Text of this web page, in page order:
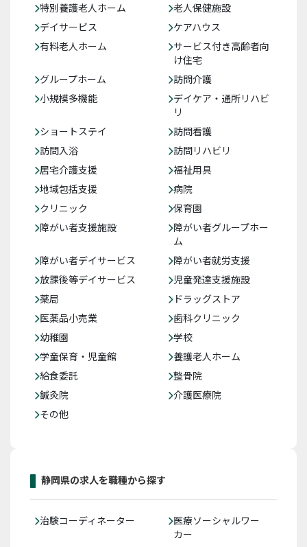
特別養護老人ホーム
老人保健施設
デイサービス
ケアハウス
有料老人ホーム
サービス付き高齢者向
け住宅
グループホーム
訪問介護
小規模多機能
デイケア・通所リハビ
リ
ショートステイ
訪問看護
訪問入浴
訪問リハビリ
居宅介護支援
福祉用具
地域包括支援
病院
クリニック
保育園
障がい者支援施設
障がい者グループホー
ム
障がい者デイサービス
障がい者就労支援
放課後等デイサービス
児童発達支援施設
薬局
ドラッグストア
医薬品小売業
歯科クリニック
幼稚園
学校
学童保育・児童館
養護老人ホーム
給食委託
整骨院
鍼灸院
介護医療院
その他
静岡県の求人を職種から探す
治験コーディネーター
医療ソーシャルワー
カー